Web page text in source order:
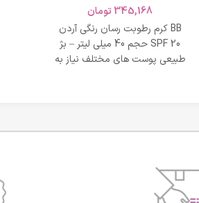
طبیعی
345,168تومان
BB کرم رطوبت رسان رنگی آردن
SPF 20 حجم 40 میلی لیتر – بژ
طبیعی پوست های مختلف نیاز به